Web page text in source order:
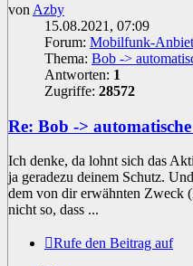
von Azby
15.08.2021, 07:09
Forum: Mobilfunk-
Thema: Bob ->
Antworten: 1
Zugriffe: 28572
Re: Bob ->
Ich denke, da lohnt sich das
ja geradezu deinem Schutz.
dem von dir erwähnten Zweck
nicht so, dass ...
Rufe den Beitrag auf